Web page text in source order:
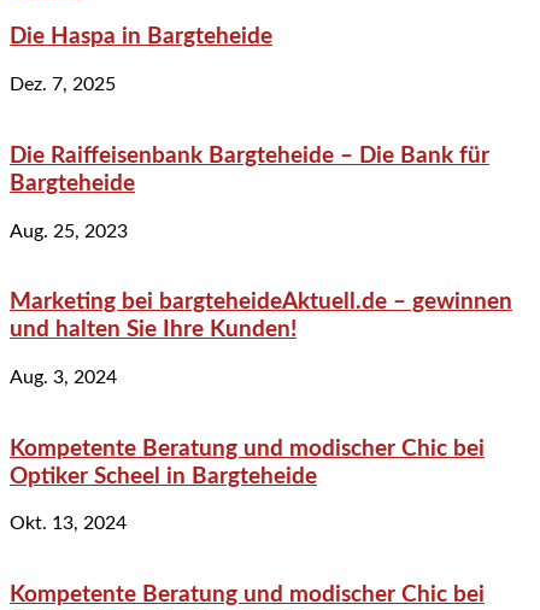
Die Haspa in Bargteheide
Dez. 7, 2025
Die Raiffeisenbank Bargteheide – Die Bank für
Bargteheide
Aug. 25, 2023
Marketing bei bargteheideAktuell.de – gewinnen
und halten Sie Ihre Kunden!
Aug. 3, 2024
Kompetente Beratung und modischer Chic bei
Optiker Scheel in Bargteheide
Okt. 13, 2024
Kompetente Beratung und modischer Chic bei